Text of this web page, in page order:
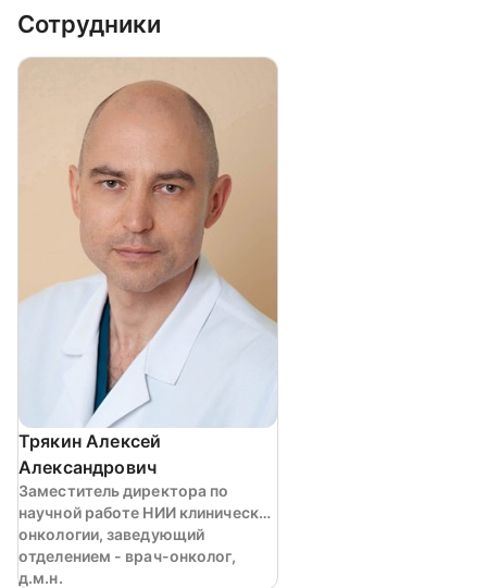
Сотрудники
Трякин Алексей
Александрович
Заместитель директора по
научной работе НИИ клинической
онкологии, заведующий
отделением - врач-онколог,
д.м.н.